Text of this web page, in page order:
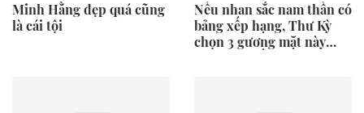
Minh Hằng đẹp quá cũng
là cái tội
Nếu nhan sắc nam thần có
bảng xếp hạng, Thư Kỳ
chọn 3 gương mặt này